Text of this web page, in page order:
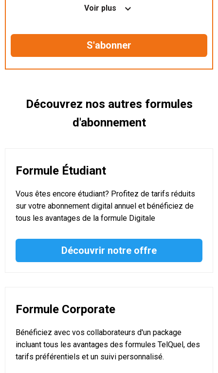
Nos articles en illimité sur ordinateur, tablette et
Le magazine TelQuel en numérique avant la sortie
Des informations confidentielles résérvées aux
Voir plus
Découvrez nos autres formules
d'abonnement
Formule Étudiant
Vous êtes encore étudiant? Profitez de tarifs réduits
sur votre abonnement digital annuel et bénéficiez de
tous les avantages de la formule Digitale
Découvrir notre offre
Formule Corporate
Bénéficiez avec vos collaborateurs d'un package
incluant tous les avantages des formules TelQuel, des
tarifs préférentiels et un suivi personnalisé.